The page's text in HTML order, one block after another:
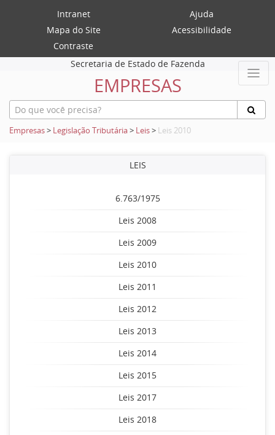
Intranet
Ajuda
Mapa do Site
Acessibilidade
Contraste
Secretaria de Estado de Fazenda
EMPRESAS
Empresas> Legislação Tributária> Leis> Leis 2010
LEIS
6.763/1975
Leis 2008
Leis 2009
Leis 2010
Leis 2011
Leis 2012
Leis 2013
Leis 2014
Leis 2015
Leis 2017
Leis 2018